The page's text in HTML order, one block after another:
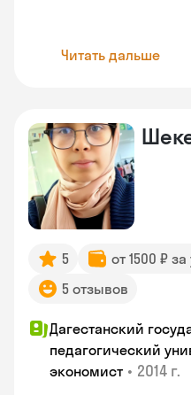
Читать дальше
5 от 1500 ₽
5 отзывов
Дагестанский
педагогический
экономист • 2014 г.